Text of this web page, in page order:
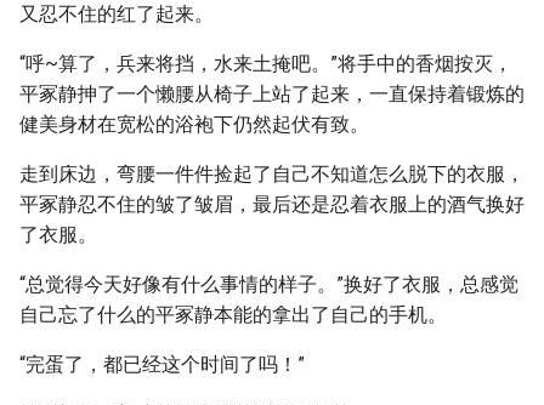
又忍不住的红了起来。
“呼~算了，兵来将挡，水来土掩吧。”将手中的香烟按灭，
平冢静抻了一个懒腰从椅子上站了起来，一直保持着锻炼的
健美身材在宽松的浴袍下仍然起伏有致。
走到床边，弯腰一件件捡起了自己不知道怎么脱下的衣服，
平冢静忍不住的皱了皱眉，最后还是忍着衣服上的酒气换好
了衣服。
“总觉得今天好像有什么事情的样子。”换好了衣服，总感觉
自己忘了什么的平冢静本能的拿出了自己的手机。
“完蛋了，都已经这个时间了吗！”